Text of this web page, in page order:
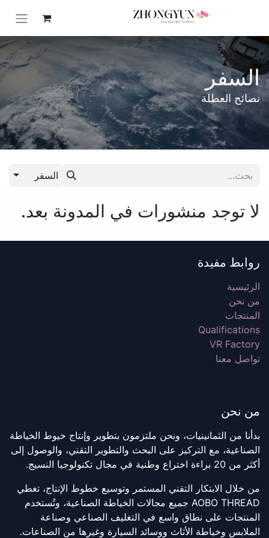
السفر
نصائح العطلة
السفر
لا توجد منشورات في المدونة بعد.
روابط مفيدة
الرئيسية
من نحن
المنتجات
Qualifications
VR Factory
تواصل معنا
من نحن
بدأنا من الثمانينيات، ونحن ملتزمون بتطوير وإنتاج خيوط الخياطة
الصناعية، مع التركيز على البحث والتطوير التقني، والوصول إلى
أكثر من 20 براءة اختراع وطنية في مجال تكنولوجيا النسيج.
من خلال الابتكار التقني المستمر وتوسيع خطوط الإنتاج، تغطي
AOBO THREAD جميع مجالات الخياطة الصناعية، وتُستخدم
المنتجات على نطاق واسع في التغليف الصناعي وصناعة
الملابس وخياطة الأثاث ووسائد السيارة وغيرها من الصناعات.